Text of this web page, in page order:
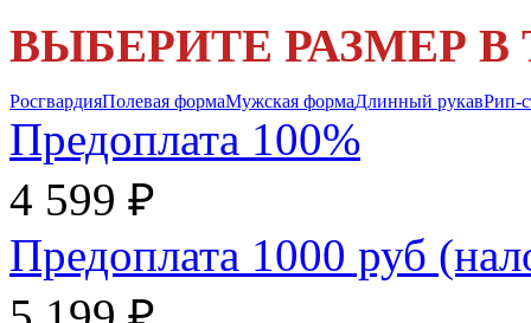
ВЫБЕРИТЕ РАЗМЕР В
РосгвардияПолевая формаМужская формаДлинный рукавРип-
Предоплата 100%
4 599 ₽
Предоплата 1000 руб